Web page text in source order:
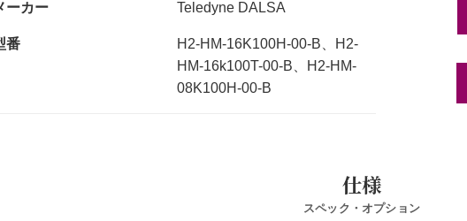
ーカー Teledyne DALSA
番
H2-HM-16K100H-00-B、H2-
HM-16k100T-00-B、H2-HM-
08K100H-00-B
仕様
スペック・オプション